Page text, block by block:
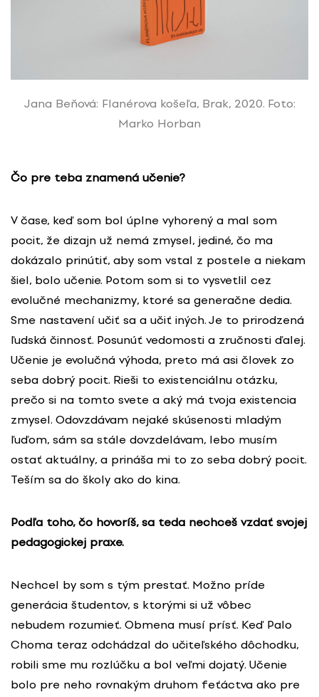
Jana Beňová: Flanérova košeľa, Brak, 2020. Foto:
Marko Horban
Čo pre teba znamená učenie?
V čase, keď som bol úplne vyhorený a mal som
pocit, že dizajn už nemá zmysel, jediné, čo ma
dokázalo prinútiť, aby som vstal z postele a niekam
šiel, bolo učenie. Potom som si to vysvetlil cez
evolučné mechanizmy, ktoré sa generačne dedia.
Sme nastavení učiť sa a učiť iných. Je to prirodzená
ľudská činnosť. Posunúť vedomosti a zručnosti ďalej.
Učenie je evolučná výhoda, preto má asi človek zo
seba dobrý pocit. Rieši to existenciálnu otázku,
prečo si na tomto svete a aký má tvoja existencia
zmysel. Odovzdávam nejaké skúsenosti mladým
ľuďom, sám sa stále dovzdelávam, lebo musím
ostať aktuálny, a prináša mi to zo seba dobrý pocit.
Teším sa do školy ako do kina.
Podľa toho, čo hovoríš, sa teda nechceš vzdať svojej
pedagogickej praxe.
Nechcel by som s tým prestať. Možno príde
generácia študentov, s ktorými si už vôbec
nebudem rozumieť. Obmena musí prísť. Keď Palo
Choma teraz odchádzal do učiteľského dôchodku,
robili sme mu rozlúčku a bol veľmi dojatý. Učenie
bolo pre neho rovnakým druhom feťáctva ako pre